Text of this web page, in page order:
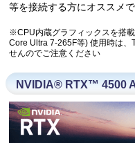
等を接続する方にオススメで
※CPU内蔵グラフィックスを搭載
Core Ultra 7-265F等) 使用時は、
せんのでご注意ください
NVIDIA® RTX™ 4500